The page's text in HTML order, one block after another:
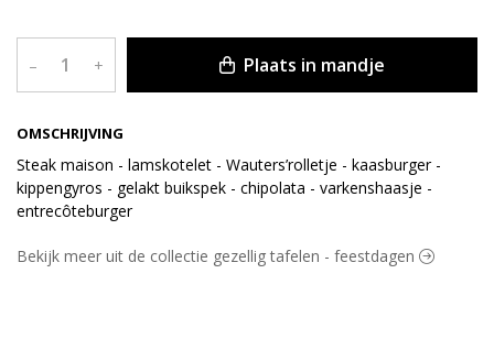
OMSCHRIJVING
Steak maison - lamskotelet - Wauters’rolletje - kaasburger -
kippengyros - gelakt buikspek - chipolata - varkenshaasje -
entrecôteburger
– + Plaats in mandje
Bekijk meer uit de collectie gezellig tafelen - feestdagen